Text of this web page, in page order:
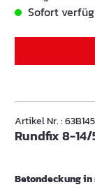
Sofort
Artikel Nr. :
Rundfix
Betondeckung in